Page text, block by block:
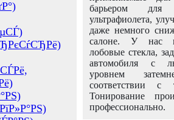
барьером для
ультрафиолета,
даже немного
салоне. У нас
лобовые стекла,
автомобиля с
уровнем
соответствии с
Тонирование
профессионально.